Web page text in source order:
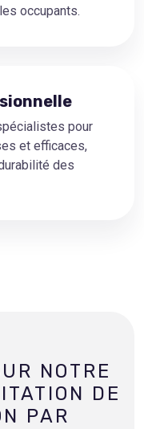
occupants.
pour
et efficaces,
des
NOTRE
DE
PAR